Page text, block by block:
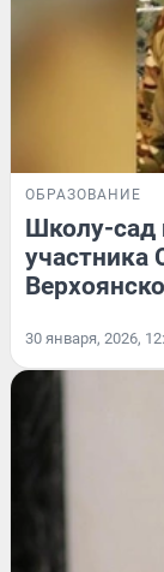
ОБРАЗОВАНИЕ
Школу-сад
участника
30 января, 2026,